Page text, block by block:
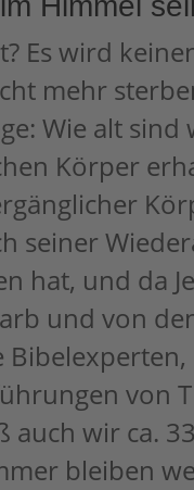
Es wird
mehr
Wie alt
Körper
seiner
hat, und da
und von
von
wir ca.
bleiben